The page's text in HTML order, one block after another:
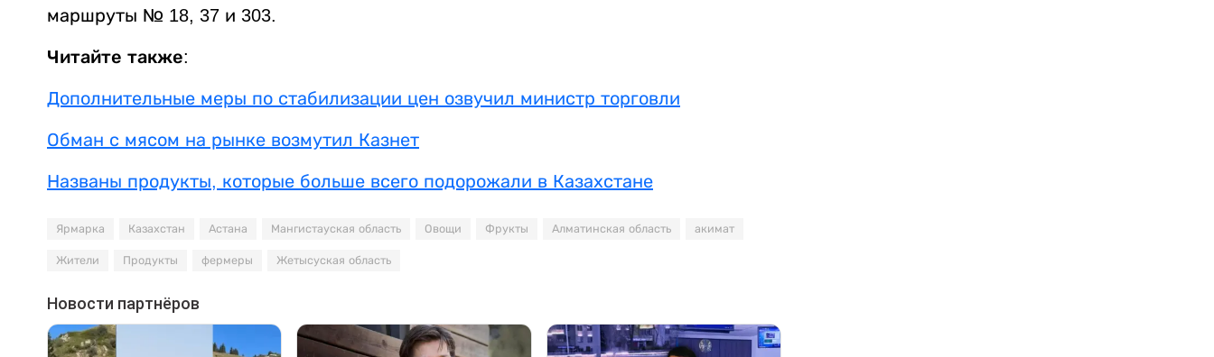
маршруты № 18, 37 и 303.
Читайте также:
Дополнительные меры по стабилизации цен озвучил министр торговли
Обман с мясом на рынке возмутил Казнет
Названы продукты, которые больше всего подорожали в Казахстане
Ярмарка Казахстан Астана Мангистауская область Овощи Фрукты Алматинская область акимат
Жители Продукты фермеры Жетысуская область